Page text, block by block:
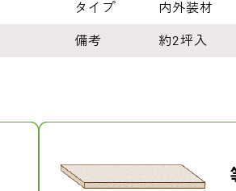
タイプ 内外装材
備考 約2坪入